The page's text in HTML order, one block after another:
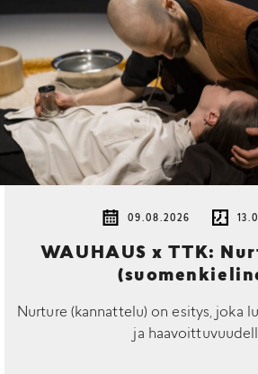
09.08.2026
WAUHAUS x TTK:
Nurture (kannattelu) on esitys, joka
ja